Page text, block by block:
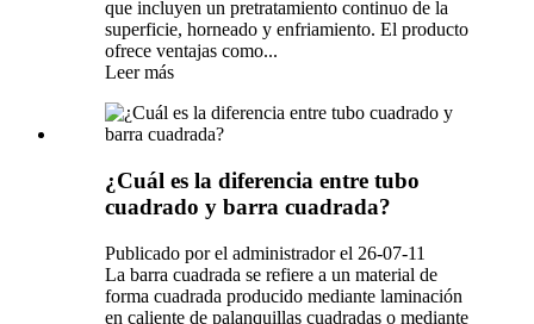
que incluyen un pretratamiento continuo de la
superficie, horneado y enfriamiento. El producto
ofrece ventajas como...
Leer más
¿Cuál es la diferencia entre tubo
cuadrado y barra cuadrada?
Publicado por el administrador el 26-07-11
La barra cuadrada se refiere a un material de
forma cuadrada producido mediante laminación
en caliente de palanquillas cuadradas o mediante